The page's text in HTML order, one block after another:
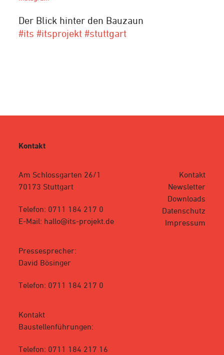
Der Blick hinter den Bauzaun
#its #itsprojekt #stuttgart
Sieh dir diesen Beitrag auf Instagram an
Kontakt
Am Schlossgarten 26/1
70173 Stuttgart
Telefon: 0711 184 217 0
E-Mail: hallo@its-projekt.de
Pressesprecher:
David Bösinger
Telefon: 0711 184 217 0
Kontakt
Baustellenführungen:
Telefon: 0711 184 217 16
Kontakt
Newsletter
Downloads
Datenschutz
Impressum